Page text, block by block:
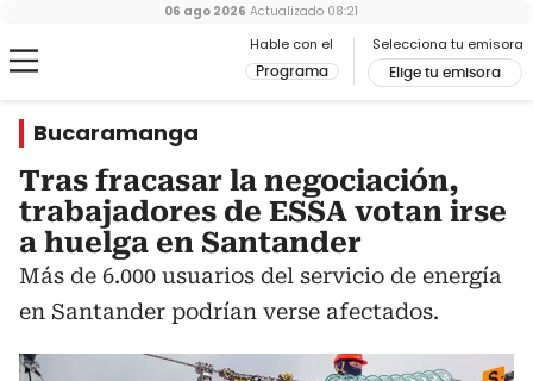
Hable con el
Programa
Selecciona tu emisora
Elige tu emisora
06 ago 2026 Actualizado 08:21
Bucaramanga
Tras fracasar la negociación,
trabajadores de ESSA votan irse
a huelga en Santander
Más de 6.000 usuarios del servicio de energía
en Santander podrían verse afectados.